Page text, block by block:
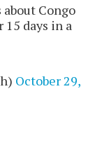
Congo
days in a
October 29,